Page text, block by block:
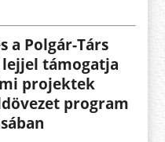
a Polgár-Társ
lejjel támogatja
projektek
program